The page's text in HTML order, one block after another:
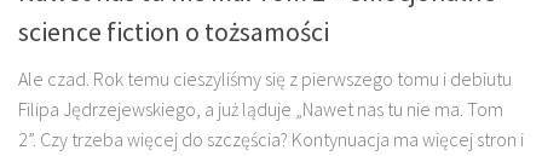
science fiction o tożsamości
Ale czad. Rok temu cieszyliśmy się z pierwszego tomu i debiutu
Filipa Jędrzejewskiego, a już ląduje „Nawet nas tu nie ma. Tom
2”. Czy trzeba więcej do szczęścia? Kontynuacja ma więcej stron i